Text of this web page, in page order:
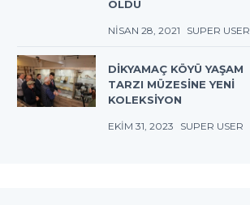
OLDU
NISAN 28, 2021 SUPER USER
DIKYAMAÇ KÖYÜ YAŞAM
TARZI MÜZESINE YENI
KOLEKSIYON
EKIM 31, 2023 SUPER USER